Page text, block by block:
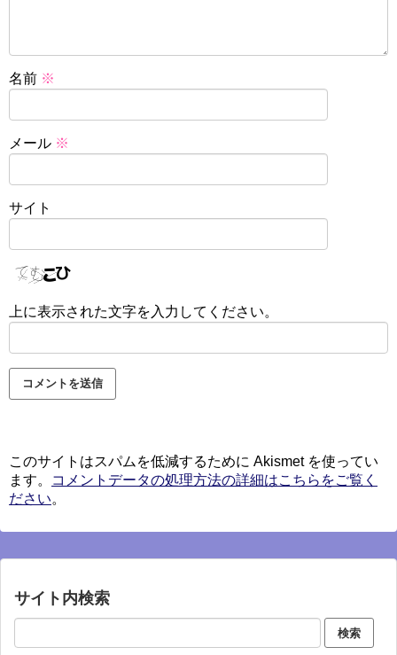
名前 ※
メール ※
サイト
上に表示された文字を入力してください。
このサイトはスパムを低減するために Akismet を使ってい
ます。
コメントデータの処理方法の詳細はこちらをご覧く
ださい。
サイト内検索